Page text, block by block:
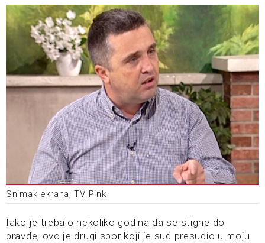
Snimak ekrana, TV Pink
Iako je trebalo nekoliko godina da se stigne do
pravde, ovo je drugi spor koji je sud presudio u moju